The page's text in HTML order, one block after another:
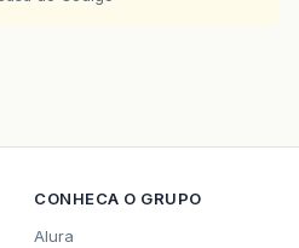
CONHECA O GRUPO
Alura